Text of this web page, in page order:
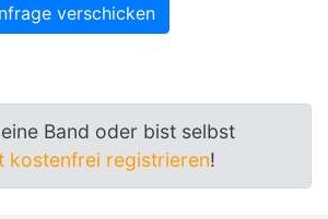
verschicken
Band oder bist selbst
kostenfrei registrieren!